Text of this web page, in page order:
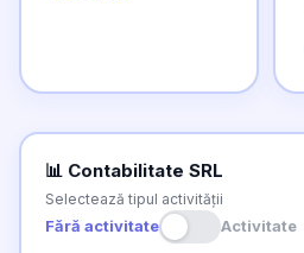
📊 Contabilitate SRL
Selectează tipul activității
Fără activitate Activitate